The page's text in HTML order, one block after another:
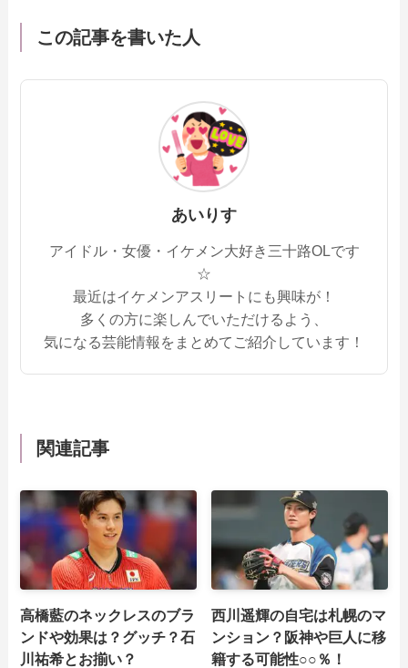
この記事を書いた人
あいりす
アイドル・女優・イケメン大好き三十路OLです
☆
最近はイケメンアスリートにも興味が！
多くの方に楽しんでいただけるよう、
気になる芸能情報をまとめてご紹介しています！
関連記事
高橋藍のネックレスのブラ
ンドや効果は？グッチ？石
川祐希とお揃い？
西川遥輝の自宅は札幌のマ
ンション？阪神や巨人に移
籍する可能性○○％！